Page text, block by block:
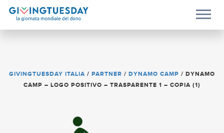
GIVINGTUESDAY ITALIA / PARTNER / DYNAMO CAMP / DYNAMO
CAMP – LOGO POSITIVO – TRASPARENTE 1 – COPIA (1)